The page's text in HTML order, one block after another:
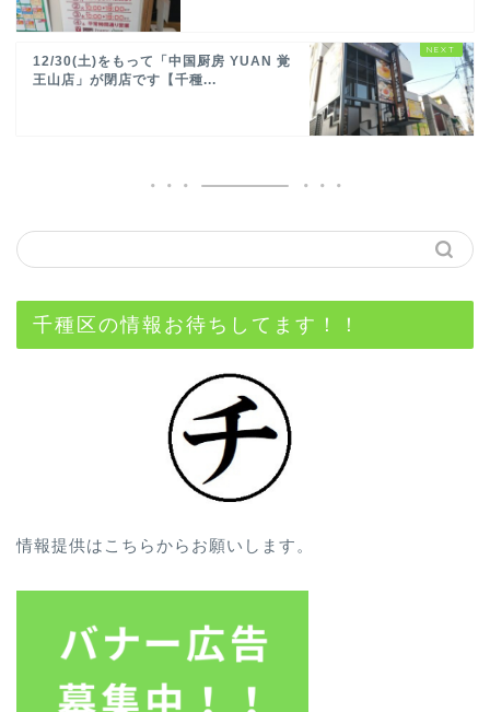
12/30(土)をもって「中国厨房 YUAN 覚
王山店」が閉店です【千種...
千種区の情報お待ちしてます！！
情報提供はこちらからお願いします。